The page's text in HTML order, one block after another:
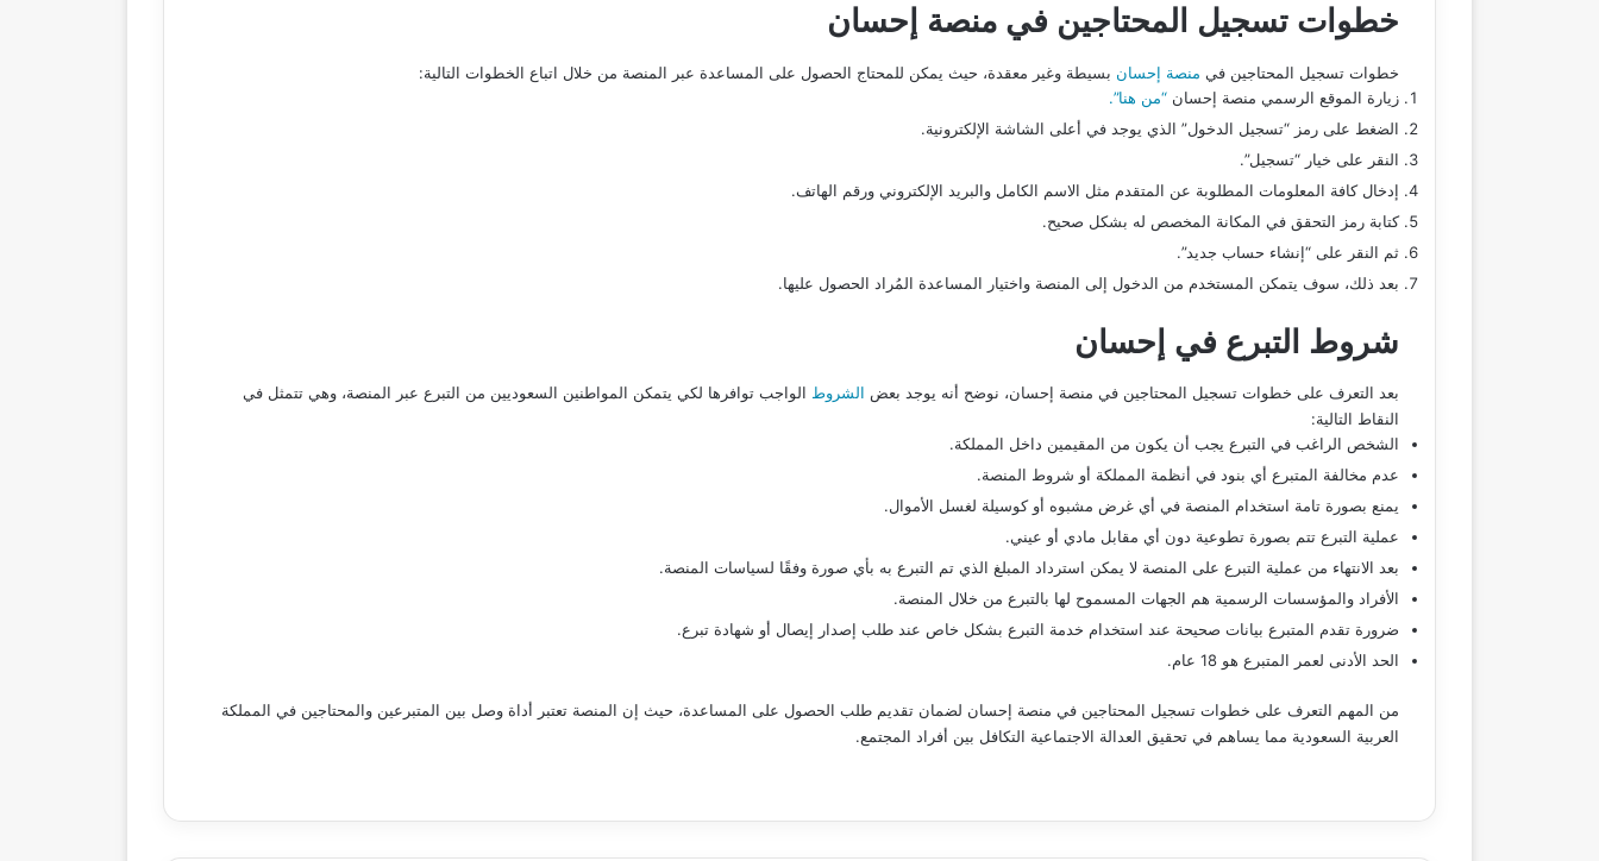
خطوات تسجيل المحتاجين في منصة إحسان
خطوات تسجيل المحتاجين في منصة إحسان بسيطة وغير معقدة، حيث يمكن للمحتاج الحصول على المساعدة عبر المنصة من خلال اتباع الخطوات التالية:
زيارة الموقع الرسمي منصة إحسان “من هنا”.
الضغط على رمز “تسجيل الدخول” الذي يوجد في أعلى الشاشة الإلكترونية.
النقر على خيار “تسجيل”.
إدخال كافة المعلومات المطلوبة عن المتقدم مثل الاسم الكامل والبريد الإلكتروني ورقم الهاتف.
كتابة رمز التحقق في المكانة المخصص له بشكل صحيح.
ثم النقر على “إنشاء حساب جديد”.
بعد ذلك، سوف يتمكن المستخدم من الدخول إلى المنصة واختيار المساعدة المُراد الحصول عليها.
شروط التبرع في إحسان
بعد التعرف على خطوات تسجيل المحتاجين في منصة إحسان، نوضح أنه يوجد بعض الشروط الواجب توافرها لكي يتمكن المواطنين السعوديين من التبرع عبر المنصة، وهي تتمثل في
النقاط التالية:
الشخص الراغب في التبرع يجب أن يكون من المقيمين داخل المملكة.
عدم مخالفة المتبرع أي بنود في أنظمة المملكة أو شروط المنصة.
يمنع بصورة تامة استخدام المنصة في أي غرض مشبوه أو كوسيلة لغسل الأموال.
عملية التبرع تتم بصورة تطوعية دون أي مقابل مادي أو عيني.
بعد الانتهاء من عملية التبرع على المنصة لا يمكن استرداد المبلغ الذي تم التبرع به بأي صورة وفقًا لسياسات المنصة.
الأفراد والمؤسسات الرسمية هم الجهات المسموح لها بالتبرع من خلال المنصة.
ضرورة تقدم المتبرع بيانات صحيحة عند استخدام خدمة التبرع بشكل خاص عند طلب إصدار إيصال أو شهادة تبرع.
الحد الأدنى لعمر المتبرع هو 18 عام.
من المهم التعرف على خطوات تسجيل المحتاجين في منصة إحسان لضمان تقديم طلب الحصول على المساعدة، حيث إن المنصة تعتبر أداة وصل بين المتبرعين والمحتاجين في المملكة
العربية السعودية مما يساهم في تحقيق العدالة الاجتماعية التكافل بين أفراد المجتمع.